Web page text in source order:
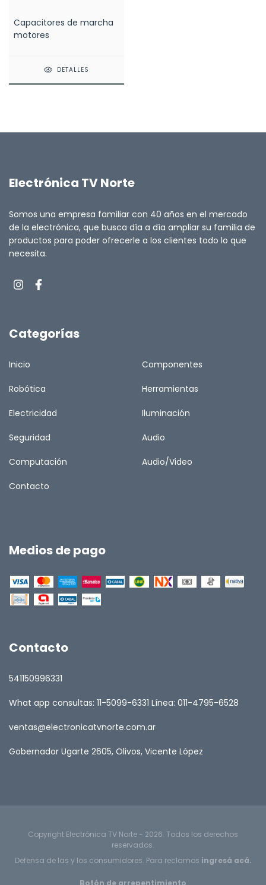
Capacitores de marcha
motores
DETALLES
Electrónica TV Norte
Somos una empresa familiar con 40 años en el mercado
de la electrónica, que busca día a día ampliar su familia de
productos para poder ofrecerle a los clientes todo lo que
necesita.
Categorías
Inicio Componentes
Robótica Herramientas
Electricidad Iluminación
Seguridad Audio
Computación Audio/Video
Contacto
Medios de pago
Contacto
541150996331
What app consultas: 11-5099-6331 Línea: 011-4795-6528
ventas@electronicatvnorte.com.ar
Gobernador Ugarte 2605, Olivos, Vicente López
Copyright Electrónica TV Norte - 2026. Todos los derechos
reservados.
Defensa de las y los consumidores. Para reclamos ingresá acá.
Botón de arrepentimiento